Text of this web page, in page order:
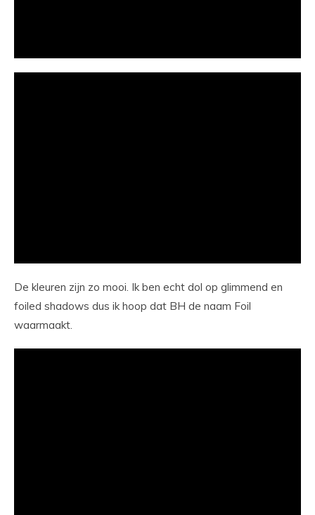
De kleuren zijn zo mooi. Ik ben echt dol op glimmend en
foiled shadows dus ik hoop dat BH de naam Foil
waarmaakt.